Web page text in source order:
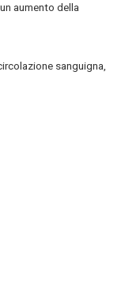
aumento della
sanguigna,